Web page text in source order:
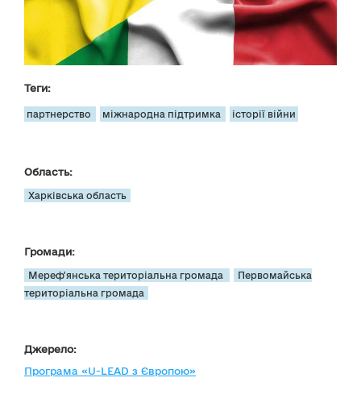
Теги:
партнерство міжнародна підтримка історії війни
Область:
Харківська область
Громади:
Мереф'янська територіальна громада
Первомайська
територіальна громада
Джерело:
Програма «U-LEAD з Європою»